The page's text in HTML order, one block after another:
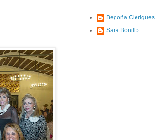
Begoña Clérigues
Sara Bonillo